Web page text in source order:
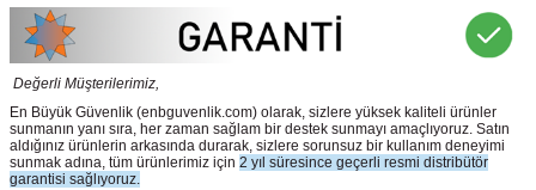
Değerli Müşterilerimiz,
En Büyük Güvenlik (enbguvenlik.com) olarak, sizlere yüksek kaliteli ürünler
sunmanın yanı sıra, her zaman sağlam bir destek sunmayı amaçlıyoruz. Satın
aldığınız ürünlerin arkasında durarak, sizlere sorunsuz bir kullanım deneyimi
sunmak adına, tüm ürünlerimiz için 2 yıl süresince geçerli resmi distribütör
garantisi sağlıyoruz.